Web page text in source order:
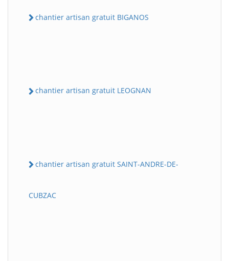
chantier artisan gratuit BIGANOS
chantier artisan gratuit LEOGNAN
chantier artisan gratuit SAINT-ANDRE-DE-
CUBZAC